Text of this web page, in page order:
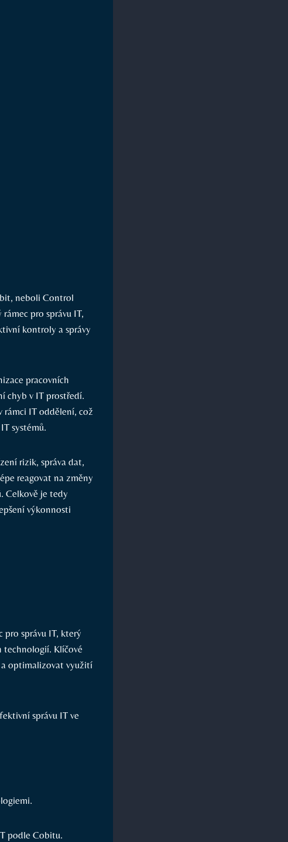
neboli Control
pro správu IT,
kontroly a správy
pracovních
chyb v IT prostředí.
IT oddělení, což
systémů.
rizik, správa dat,
reagovat na změny
Celkově je tedy
výkonnosti
správu IT, který
technologií. Klíčové
optimalizovat využití
správu IT ve
podle Cobitu.